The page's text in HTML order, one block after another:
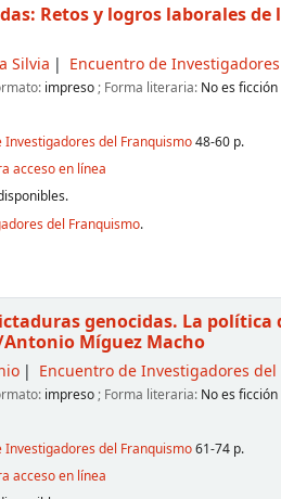
Retos y logros laborales
Silvia Encuentro de
impreso; Forma literaria: No es ficción
Investigadores del Franquismo48-60 p.
acceso en línea
del Franquismo.
genocidas. La
Míguez Macho
Encuentro de Investigadores
impreso; Forma literaria: No es ficción
Investigadores del Franquismo61-74 p.
acceso en línea